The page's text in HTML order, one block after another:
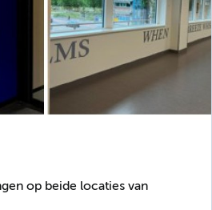
op beide locaties van